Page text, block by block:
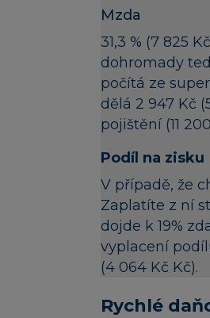
Mzda
31,3 % (7 825
dohromady
počítá ze
dělá 2 947 Kč
pojištění (11
Podíl na zisku
V případě, že
Zaplatíte z ní
dojde k 19%
vyplacení
(4 064 Kč Kč).
Rychlé